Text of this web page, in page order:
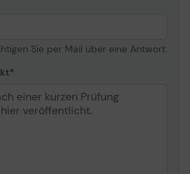
Sie per Mail über eine Antwort.